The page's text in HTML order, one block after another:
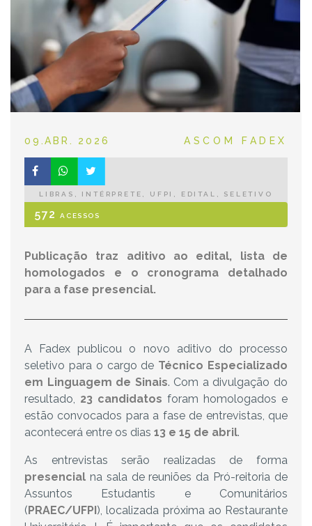
POSTED ON
09.ABR. 2026 CATEGORIES
ASCOM FADEX
LIBRAS, INTÉRPRETE, UFPI, EDITAL, SELETIVO
572 ACESSOS
Publicação traz aditivo ao edital, lista de
homologados e o cronograma detalhado
para a fase presencial.
A Fadex publicou o novo aditivo do processo
seletivo para o cargo de Técnico Especializado
em Linguagem de Sinais. Com a divulgação do
resultado, 23 candidatos foram homologados e
estão convocados para a fase de entrevistas, que
acontecerá entre os dias 13 e 15 de abril.
As entrevistas serão realizadas de forma
presencial na sala de reuniões da Pró-reitoria de
Assuntos Estudantis e Comunitários
( PRAEC/UFPI ), localizada próxima ao Restaurante